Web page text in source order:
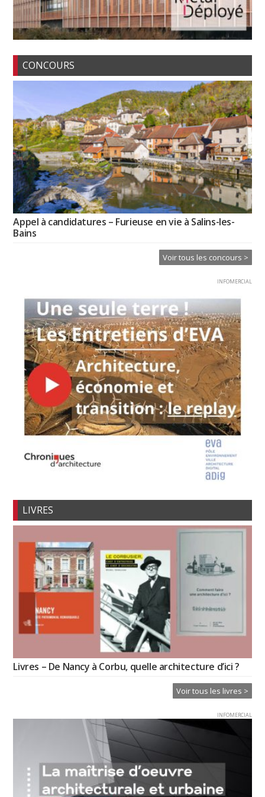
CONCOURS
Appel à candidatures – Furieuse en vie à Salins-les-
Bains
Voir tous les concours >
INFOMERCIAL
LIVRES
Livres – De Nancy à Corbu, quelle architecture d’ici ?
Voir tous les livres >
INFOMERCIAL